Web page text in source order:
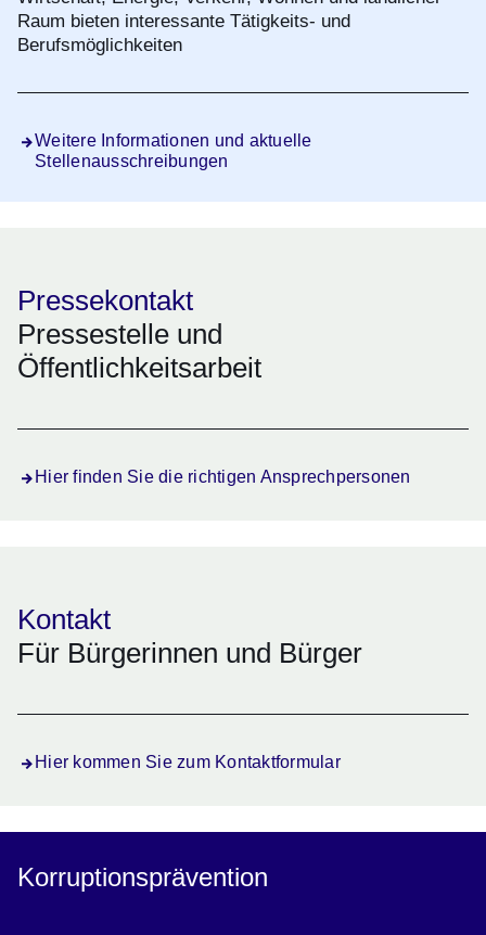
Raum bieten interessante Tätigkeits- und
Berufsmöglichkeiten
Weitere Informationen und aktuelle
Stellenausschreibungen
Pressekontakt
Pressestelle und
Öffentlichkeitsarbeit
Hier finden Sie die richtigen Ansprechpersonen
Kontakt
Für Bürgerinnen und Bürger
Hier kommen Sie zum Kontaktformular
Korruptionsprävention